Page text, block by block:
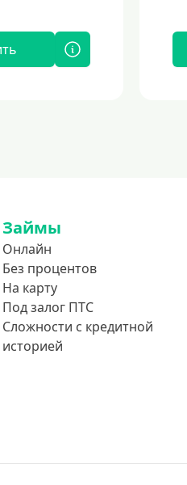
Займы
Онлайн
Без процентов
На карту
Под залог ПТС
Сложности с кредитной
историей